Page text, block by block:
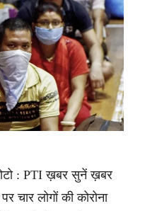
: PTI ख़बर सुनें ख़बर
चार लोगों की कोरोना